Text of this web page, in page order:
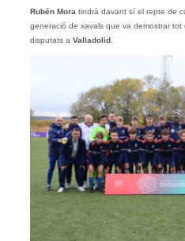
Rubén Mora tindrà davant sí el repte de
generació de xavals que va demostrar
disputats a Valladolid.